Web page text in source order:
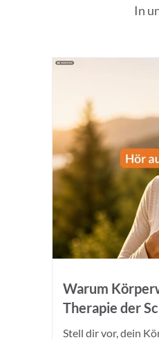
In
Warum
Therapie der
Veränderung ist
Stell dir vor, dein